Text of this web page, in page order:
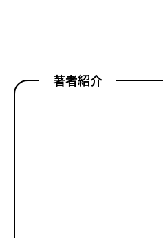
著者紹介